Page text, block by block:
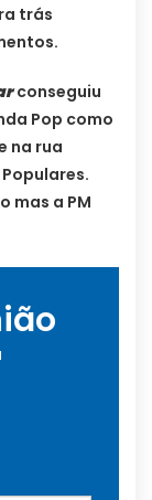
trás
conseguiu
Pop como
na rua
mas a PM